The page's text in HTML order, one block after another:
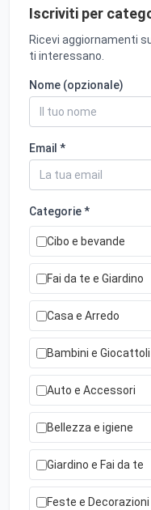
Iscriviti per
Ricevi aggiornamenti
ti interessano.
Nome (opzionale)
Email *
Categorie *
Cibo e bevande
Fai da te e Giardino
Casa e Arredo
Bambini e Giocattoli
Auto e Accessori
Bellezza e igiene
Giardino e Fai da te
Feste e Decorazioni